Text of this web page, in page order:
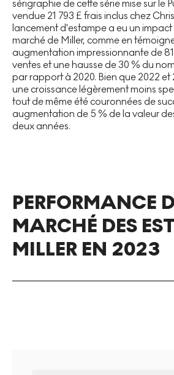
sérigraphie de cette série mise sur le
vendue 21 793 £ frais inclus chez
lancement d'estampe a eu un
marché de Miller, comme en
augmentation impressionnante de
ventes et une hausse de 30 % du
par rapport à 2020. Bien que 2022 et
une croissance légèrement moins
tout de même été couronnées de
augmentation de 5 % de la valeur
deux années.
PERFORMANCE
MARCHÉ DES
MILLER EN 2023